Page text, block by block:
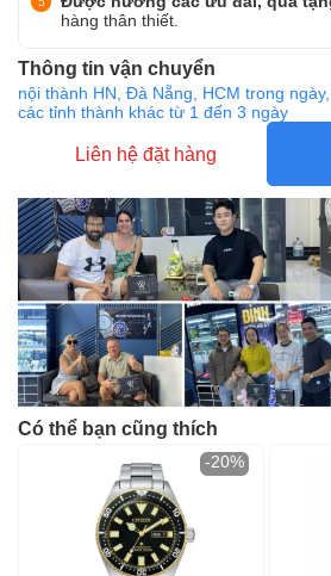
hàng thân thiết.
Thông tin vận chuyển
nội thành HN, Đà Nẵng, HCM trong ngày,
các tỉnh thành khác từ 1 đến 3 ngày
Liên hệ đặt hàng
Có thể bạn cũng thích
-20%